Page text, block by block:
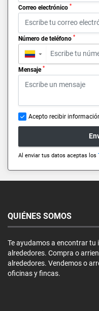
Correo electrónico *
Número de teléfono *
▼
Mensaje *
Acepto recibir
Al enviar tus datos aceptas los
QUIÉNES SOMOS
Te ayudamos a encontrar tu
alrededores. Compra o
alrededores. Vendemos o
oficinas y fincas.